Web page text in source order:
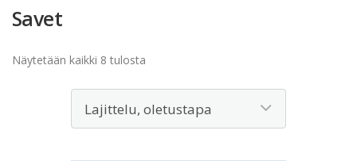
Savet
Näytetään kaikki 8 tulosta